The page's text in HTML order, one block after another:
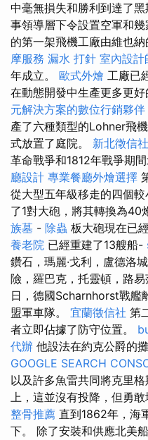
中毫無損失和勝利到達了
事領導層下令設置空軍和幾
的第一架飛機工廠由維也
摩服務 漏水 打針 室內設計
年成立。 歐式外燴 工廠已
在動態開發中生產更多更好
元解決方案的數位行銷夥伴
產了六種類型的Lohner飛
式放置了庭院。 新北徵信社
革命戰爭和1812年戰爭期
廳設計 專業餐廳外燴選擇
從大型五年級移走的四個
了1對大砲，將其轉換為40
族墓 - 除蟲 板大砲現在已
養老院 已經重建了13艘船-
鑽石，瑪麗·戈利，盧德洛
險，羅巴克，托靈頓，路
日，德國Scharnhorst戰艦
盟軍車隊。 宜蘭徵信社 第
者立即佔據了防守位置。
代辦 他設法在約克公爵的
GOOGLE SEARCH
以及許多魚雷共同將克里
上，這並沒有投降，但勇
整骨推薦 直到1862年，海
下。 除了安裝和供應北美